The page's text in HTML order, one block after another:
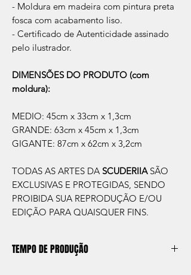
- Moldura em madeira com pintura preta
fosca com acabamento liso.
- Certificado de Autenticidade assinado
pelo ilustrador.
DIMENSÕES DO PRODUTO (com
moldura):
MEDIO: 45cm x 33cm x 1,3cm
GRANDE: 63cm x 45cm x 1,3cm
GIGANTE: 87cm x 62cm x 3,2cm
TODAS AS ARTES DA SCUDERIIA SÃO
EXCLUSIVAS E PROTEGIDAS, SENDO
PROIBIDA SUA REPRODUÇÃO E/OU
EDIÇÃO PARA QUAISQUER FINS.
TEMPO DE PRODUÇÃO